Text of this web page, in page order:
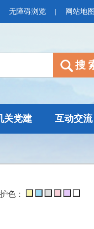
无障碍浏览 | 网站地图
关党建 互动交流
色：